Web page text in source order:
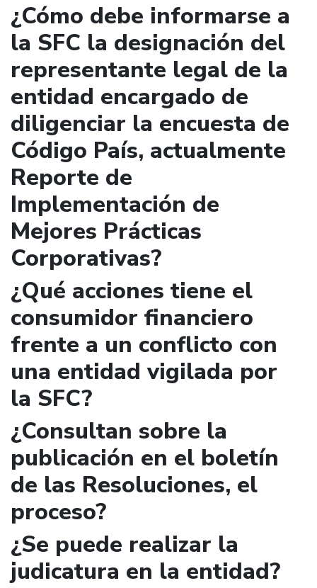
¿Cómo debe informarse a
la SFC la designación del
representante legal de la
entidad encargado de
diligenciar la encuesta de
Código País, actualmente
Reporte de
Implementación de
Mejores Prácticas
Corporativas?
¿Qué acciones tiene el
consumidor financiero
frente a un conflicto con
una entidad vigilada por
la SFC?
¿Consultan sobre la
publicación en el boletín
de las Resoluciones, el
proceso?
¿Se puede realizar la
judicatura en la entidad?